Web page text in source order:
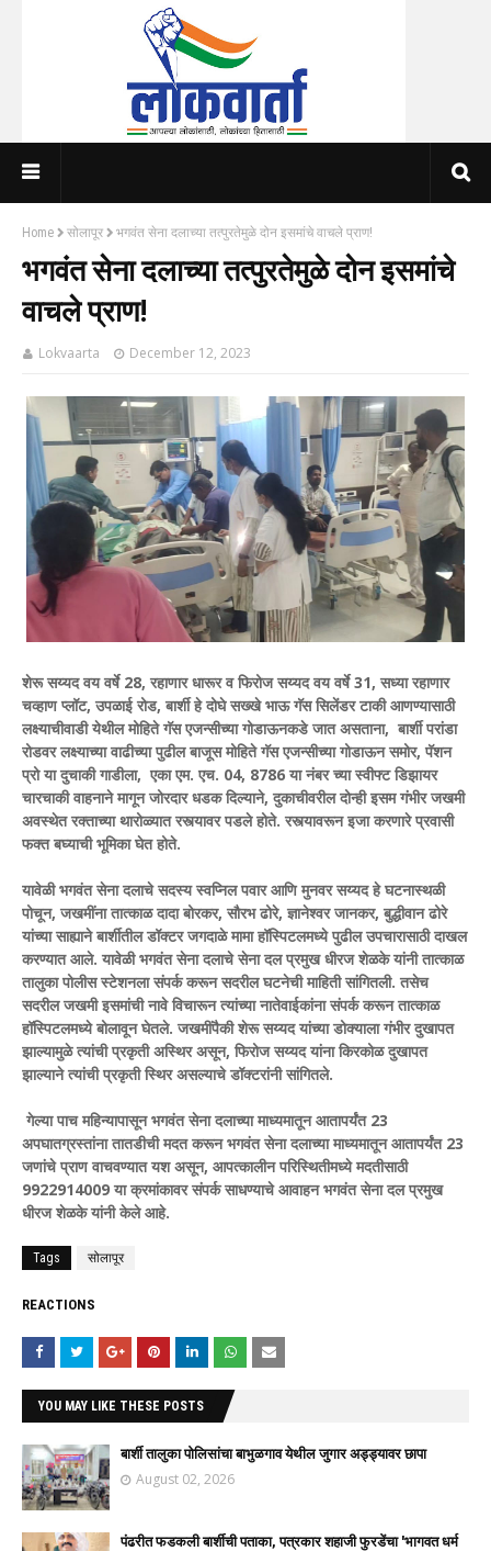
Home सोलापूर भगवंत सेना दलाच्या तत्पुरतेमुळे दोन इसमांचे वाचले प्राण!
भगवंत सेना दलाच्या तत्पुरतेमुळे दोन इसमांचे
वाचले प्राण!
Lokvaarta December 12, 2023
शेरू सय्यद वय वर्षे 28, रहाणार धारूर व फिरोज सय्यद वय वर्षे 31, सध्या रहाणार
चव्हाण प्लॉट, उपळाई रोड, बार्शी हे दोघे सख्खे भाऊ गॅस सिलेंडर टाकी आणण्यासाठी
लक्ष्याचीवाडी येथील मोहिते गॅस एजन्सीच्या गोडाऊनकडे जात असताना, बार्शी परांडा
रोडवर लक्ष्याच्या वाढीच्या पुढील बाजूस मोहिते गॅस एजन्सीच्या गोडाऊन समोर, पॅशन
प्रो या दुचाकी गाडीला, एका एम. एच. 04, 8786 या नंबर च्या स्वीफ्ट डिझायर
चारचाकी वाहनाने मागून जोरदार धडक दिल्याने, दुकाचीवरील दोन्ही इसम गंभीर जखमी
अवस्थेत रक्ताच्या थारोळ्यात रस्त्यावर पडले होते. रस्त्यावरून इजा करणारे प्रवासी
फक्त बघ्याची भूमिका घेत होते.
यावेळी भगवंत सेना दलाचे सदस्य स्वप्निल पवार आणि मुनवर सय्यद हे घटनास्थळी
पोचून, जखमींना तात्काळ दादा बोरकर, सौरभ ढोरे, ज्ञानेश्वर जानकर, बुद्धीवान ढोरे
यांच्या साह्याने बार्शीतील डॉक्टर जगदाळे मामा हॉस्पिटलमध्ये पुढील उपचारासाठी दाखल
करण्यात आले. यावेळी भगवंत सेना दलाचे सेना दल प्रमुख धीरज शेळके यांनी तात्काळ
तालुका पोलीस स्टेशनला संपर्क करून सदरील घटनेची माहिती सांगितली. तसेच
सदरील जखमी इसमांची नावे विचारून त्यांच्या नातेवाईकांना संपर्क करून तात्काळ
हॉस्पिटलमध्ये बोलावून घेतले. जखमींपैकी शेरू सय्यद यांच्या डोक्याला गंभीर दुखापत
झाल्यामुळे त्यांची प्रकृती अस्थिर असून, फिरोज सय्यद यांना किरकोळ दुखापत
झाल्याने त्यांची प्रकृती स्थिर असल्याचे डॉक्टरांनी सांगितले.
गेल्या पाच महिन्यापासून भगवंत सेना दलाच्या माध्यमातून आतापर्यंत 23
अपघातग्रस्तांना तातडीची मदत करून भगवंत सेना दलाच्या माध्यमातून आतापर्यंत 23
जणांचे प्राण वाचवण्यात यश असून, आपत्कालीन परिस्थितीमध्ये मदतीसाठी
9922914009 या क्रमांकावर संपर्क साधण्याचे आवाहन भगवंत सेना दल प्रमुख
धीरज शेळके यांनी केले आहे.
Tags सोलापूर
REACTIONS
YOU MAY LIKE THESE POSTS
बार्शी तालुका पोलिसांचा बाभुळगाव येथील जुगार अड्ड्यावर छापा
August 02, 2026
पंढरीत फडकली बार्शीची पताका, पत्रकार शहाजी फुरडेंचा 'भागवत धर्म